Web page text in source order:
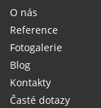
O nás
Reference
Fotogalerie
Blog
Kontakty
Časté dotazy